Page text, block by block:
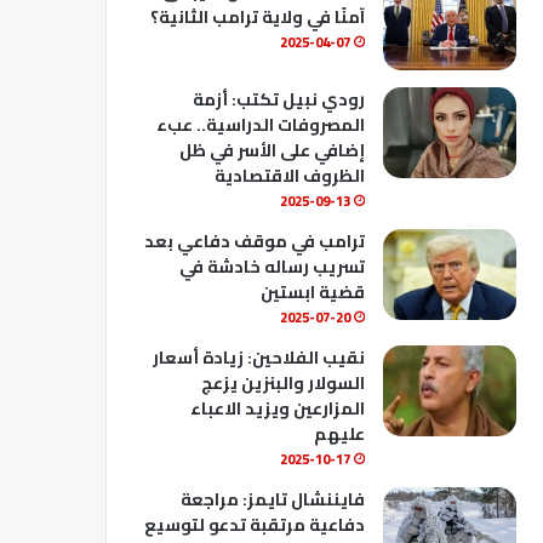
b
e
آمنًا في ولاية ترامب الثانية؟
2025-04-07
رودي نبيل تكتب: أزمة
المصروفات الدراسية.. عبء
إضافي على الأسر في ظل
الظروف الاقتصادية
2025-09-13
ترامب في موقف دفاعي بعد
تسريب رساله خادشة في
قضية ابستين
2025-07-20
نقيب الفلاحين: زيادة أسعار
السولار والبنزين يزعج
المزارعين ويزيد الاعباء
عليهم
2025-10-17
فايننشال تايمز: مراجعة
دفاعية مرتقبة تدعو لتوسيع